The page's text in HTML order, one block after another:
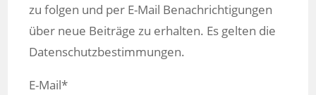
zu folgen und per E-Mail Benachrichtigungen
über neue Beiträge zu erhalten. Es gelten die
Datenschutzbestimmungen.
E-Mail*